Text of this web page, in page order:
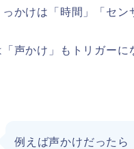
かけは「時間」「セン
声かけ」もトリガーに
例えば声かけだったら